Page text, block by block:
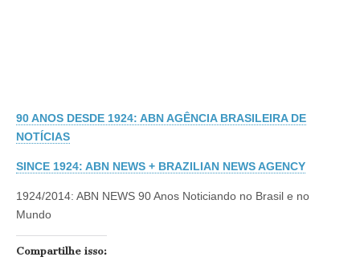
90 ANOS DESDE 1924: ABN AGÊNCIA BRASILEIRA DE
NOTÍCIAS
SINCE 1924: ABN NEWS + BRAZILIAN NEWS AGENCY
1924/2014: ABN NEWS 90 Anos Noticiando no Brasil e no
Mundo
Compartilhe isso: